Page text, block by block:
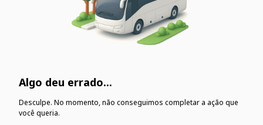
Algo deu errado...
Desculpe. No momento, não conseguimos completar a ação que
você queria.